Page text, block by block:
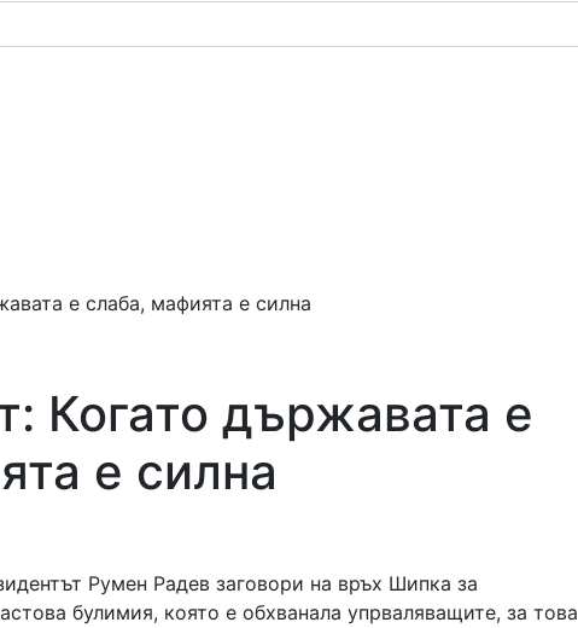
е слаба, мафията е силна
Когато държавата е
е силна
Румен Радев заговори на връх Шипка за
булимия, която е обхванала упрваляващите, за това